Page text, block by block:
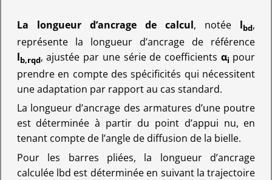
La longueur d’ancrage de calcul, notée lbd,
représente la longueur d’ancrage de référence
lb,rqd, ajustée par une série de coefficients αi pour
prendre en compte des spécificités qui nécessitent
une adaptation par rapport au cas standard.
La longueur d’ancrage des armatures d’une poutre
est déterminée à partir du point d’appui nu, en
tenant compte de l’angle de diffusion de la bielle.
Pour les barres pliées, la longueur d’ancrage
calculée lbd est déterminée en suivant la trajectoire